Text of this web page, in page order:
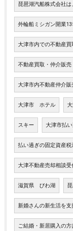
琵琶湖汽船株式会社
外輪船ミシガン開業
大津市内での不動産
不動産買取・仲介販売
大津市内不動産仲介販
大津市 ホテル
スキー 大津市払
払い過ぎの固定資産税
大津不動産売却相談受
滋賀県 びわ湖
新婚さんの新生活を支
ご結婚・新居購入の方